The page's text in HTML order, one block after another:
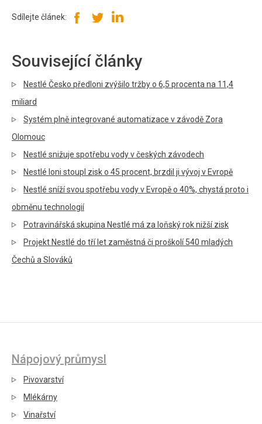
Sdílejte článek:
Související články
Nestlé Česko předloni zvýšilo tržby o 6,5 procenta na 11,4
miliard
Systém plně integrované automatizace v závodě Zora
Olomouc
Nestlé snižuje spotřebu vody v českých závodech
Nestlé loni stoupl zisk o 45 procent, brzdil ji vývoj v Evropě
Nestlé sníží svou spotřebu vody v Evropě o 40%, chystá proto i
obměnu technologií
Potravinářská skupina Nestlé má za loňský rok nižší zisk
Projekt Nestlé do tří let zaměstná či proškolí 540 mladých
Čechů a Slováků
Nápojový průmysl
Pivovarství
Mlékárny
Vinařství